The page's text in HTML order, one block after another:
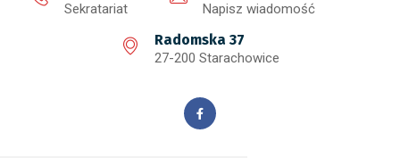
Sekratariat Napisz wiadomość
Radomska 37
27-200 Starachowice